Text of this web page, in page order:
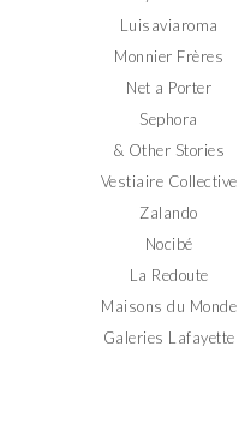
Luisaviaroma
Monnier Frères
Net a Porter
Sephora
& Other Stories
Vestiaire Collective
Zalando
Nocibé
La Redoute
Maisons du Monde
Galeries Lafayette